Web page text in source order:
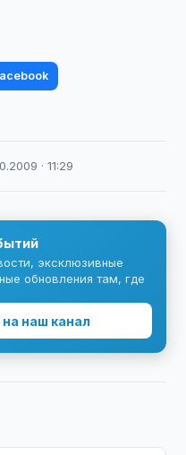
· 11:29
эксклюзивные
обновления там, где
наш канал